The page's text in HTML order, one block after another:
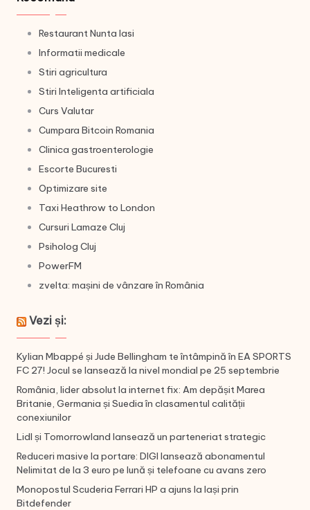
Restaurant Nunta Iasi
Informatii medicale
Stiri agricultura
Stiri Inteligenta artificiala
Curs Valutar
Cumpara Bitcoin Romania
Clinica gastroenterologie
Escorte Bucuresti
Optimizare site
Taxi Heathrow to London
Cursuri Lamaze Cluj
Psiholog Cluj
PowerFM
zvelta: mașini de vânzare în România
Vezi și:
Kylian Mbappé și Jude Bellingham te întâmpină în EA SPORTS
FC 27! Jocul se lansează la nivel mondial pe 25 septembrie
România, lider absolut la internet fix: Am depășit Marea
Britanie, Germania și Suedia în clasamentul calității
conexiunilor
Lidl și Tomorrowland lansează un parteneriat strategic
Reduceri masive la portare: DIGI lansează abonamentul
Nelimitat de la 3 euro pe lună și telefoane cu avans zero
Monopostul Scuderia Ferrari HP a ajuns la Iași prin
Bitdefender